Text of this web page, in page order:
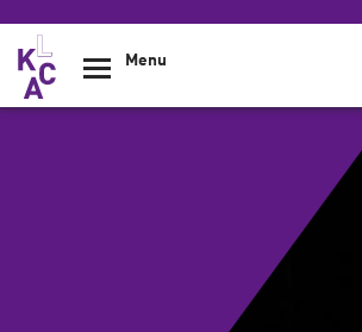
Overslaan en naar de inhoud gaan
Menu